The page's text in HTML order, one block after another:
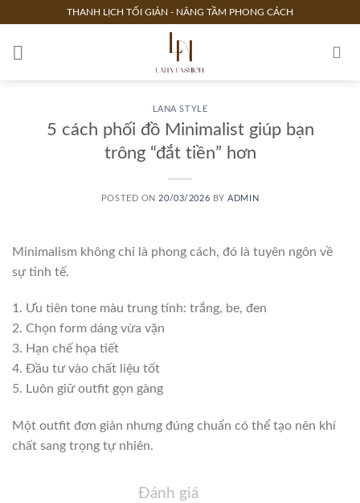
content
THANH LỊCH TỐI GIẢN - NÂNG TẦM PHONG CÁCH
LANA STYLE
5 cách phối đồ Minimalist giúp bạn
trông “đắt tiền” hơn
POSTED ON 20/03/2026 BYADMIN
Minimalism không chỉ là phong cách, đó là tuyên ngôn về
sự tinh tế.
1. Ưu tiên tone màu trung tính: trắng, be, đen
2. Chọn form dáng vừa vặn
3. Hạn chế họa tiết
4. Đầu tư vào chất liệu tốt
5. Luôn giữ outfit gọn gàng
Một outfit đơn giản nhưng đúng chuẩn có thể tạo nên khí
chất sang trọng tự nhiên.
Đánh giá